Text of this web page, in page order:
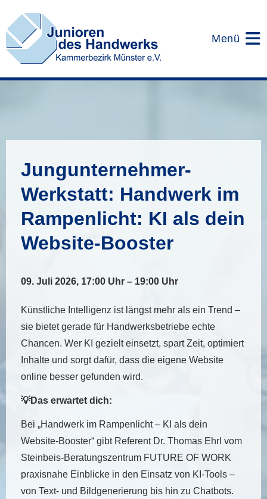
Inhalt
springen
Menü
Jungunternehmer-
Werkstatt: Handwerk im
Rampenlicht: KI als dein
Website-Booster
09. Juli 2026, 17:00 Uhr – 19:00 Uhr
Künstliche Intelligenz ist längst mehr als ein Trend –
sie bietet gerade für Handwerksbetriebe echte
Chancen. Wer KI gezielt einsetzt, spart Zeit, optimiert
Inhalte und sorgt dafür, dass die eigene Website
online besser gefunden wird.
💡Das erwartet dich:
Bei „Handwerk im Rampenlicht – KI als dein
Website-Booster“ gibt Referent Dr. Thomas Ehrl vom
Steinbeis-Beratungszentrum FUTURE OF WORK
praxisnahe Einblicke in den Einsatz von KI-Tools –
von Text- und Bildgenerierung bis hin zu Chatbots.